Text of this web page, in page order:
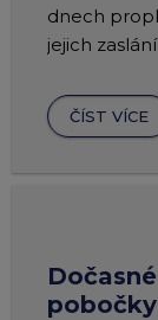
dnech
jejich
ČÍST VÍCE
pobočky